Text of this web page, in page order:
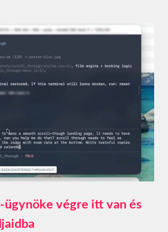
végre itt van és